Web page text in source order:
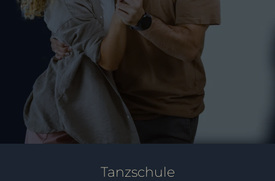
Tanzkurs für Paare in
Markdorf (Standard &
Latein)
PAARE SINGLES
Tanzschule